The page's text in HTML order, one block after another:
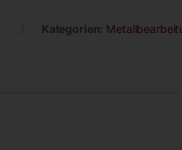
Kategorien: